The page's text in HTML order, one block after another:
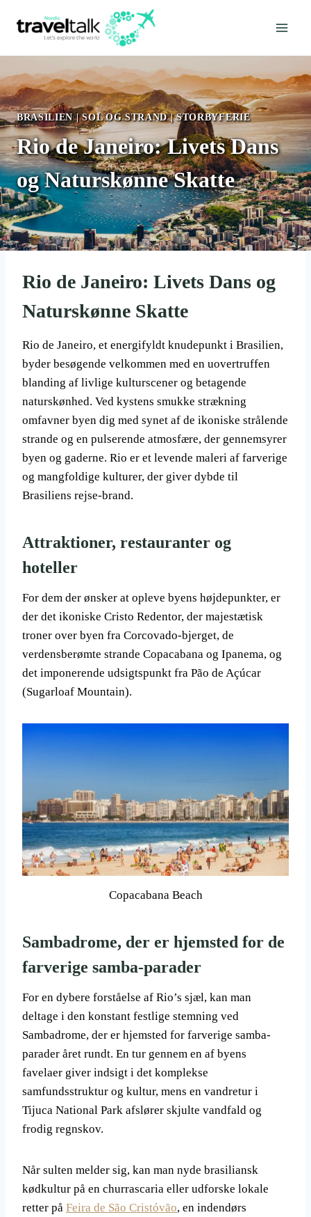
BRASILIEN|SOL OG STRAND|STORBYFERIE
Rio de Janeiro: Livets Dans
og Naturskønne Skatte
Rio de Janeiro: Livets Dans og
Naturskønne Skatte
Rio de Janeiro, et energifyldt knudepunkt i Brasilien,
byder besøgende velkommen med en uovertruffen
blanding af livlige kulturscener og betagende
naturskønhed. Ved kystens smukke strækning
omfavner byen dig med synet af de ikoniske strålende
strande og en pulserende atmosfære, der gennemsyrer
byen og gaderne. Rio er et levende maleri af farverige
og mangfoldige kulturer, der giver dybde til
Brasiliens rejse-brand.
Attraktioner, restauranter og
hoteller
For dem der ønsker at opleve byens højdepunkter, er
der det ikoniske Cristo Redentor, der majestætisk
troner over byen fra Corcovado-bjerget, de
verdensberømte strande Copacabana og Ipanema, og
det imponerende udsigtspunkt fra Pão de Açúcar
(Sugarloaf Mountain).
Copacabana Beach
Sambadrome, der er hjemsted for de
farverige samba-parader
For en dybere forståelse af Rio’s sjæl, kan man
deltage i den konstant festlige stemning ved
Sambadrome, der er hjemsted for farverige samba-
parader året rundt. En tur gennem en af byens
favelaer giver indsigt i det komplekse
samfundsstruktur og kultur, mens en vandretur i
Tijuca National Park afslører skjulte vandfald og
frodig regnskov.
Når sulten melder sig, kan man nyde brasiliansk
kødkultur på en churrascaria eller udforske lokale
retter på Feira de São Cristóvão, en indendørs